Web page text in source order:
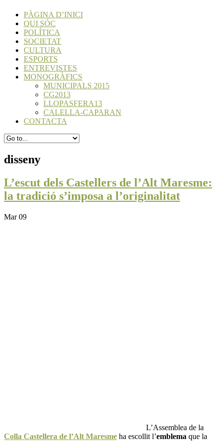
PÀGINA D’INICI
QUI SÓC
POLÍTICA
SOCIETAT
CULTURA
ESPORTS
ENTREVISTES
MONOGRÀFICS
MUNICIPALS 2015
CG2013
LLOPASFERA13
CALELLA-CAPARAN
CONTACTA
disseny
L’escut dels Castellers de l’Alt Maresme:
la tradició s’imposa a l’originalitat
Mar 09
L’Assemblea de la
Colla Castellera de l’Alt Maresme ha escollit l’emblema que la